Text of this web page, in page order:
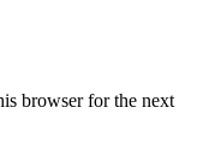
browser for the next